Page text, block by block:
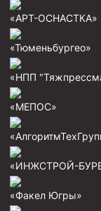
Пробки
Скребки
Башмаки
Инструмент для
Перья для
Шаблоны
«АРТ-ОСНАСТКА»
«Тюменьбургео»
«НПП
«МЕПОС»
«ИНЖСТРОЙ-
«Факел Югры»